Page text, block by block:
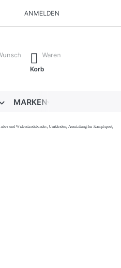
ANMELDEN
um alle Ergebnisse
Waren
Korb
MARKEN
und Widerstandsbänder, Umkleiden, Ausstattung für Kampfsport,